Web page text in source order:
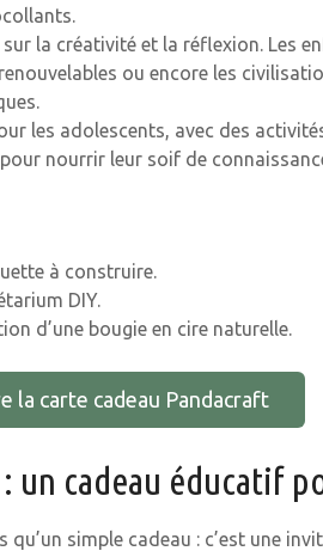
la créativité et la réflexion. Les
ou encore les
les adolescents, avec des
nourrir leur soif de
à construire.
DIY.
d’une bougie en cire naturelle.
la carte cadeau Pandacraft
un cadeau éducatif
qu’un simple cadeau : c’est une